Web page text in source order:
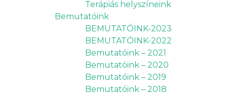
Terápiás helyszíneink
Bemutatóink
BEMUTATÓINK-2023
BEMUTATÓINK-2022
Bemutatóink – 2021
Bemutatóink – 2020
Bemutatóink – 2019
Bemutatóink – 2018